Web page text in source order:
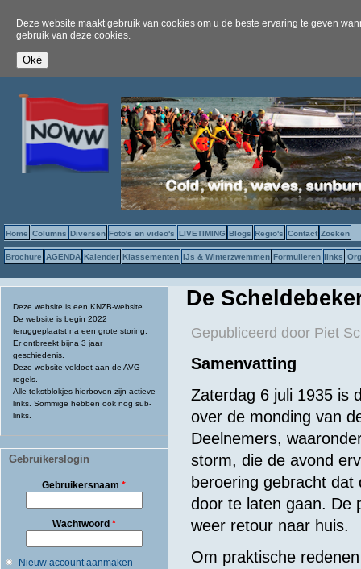
Deze website maakt gebruik van cookies om u de beste ervaring te geven
gebruik van deze cookies.
Home Columns Diversen Foto's en video's LIVETIMING Blogs Regio's Contact Zoeken
Brochure AGENDA Kalender Klassementen IJs & Winterzwemmen Formulieren links
Deze website is een KNZB-website.
De website is begin 2022
teruggeplaatst na een grote storing.
Er ontbreekt bijna 3 jaar
geschiedenis.
Deze website voldoet aan de AVG
regels.
Alle tekstblokjes hierboven zijn actieve
links. Sommige hebben ook nog sub-
links.
Gebruikerslogin
Gebruikersnaam*
Wachtwoord *
Nieuw account aanmaken
De
Gepubliceerd door Piet
Samenvatting
Zaterdag 6 juli 1935 is
over de monding van
Deelnemers,
storm, die de avond
beroering gebracht
door te laten gaan. De
weer retour naar huis.
Om praktische